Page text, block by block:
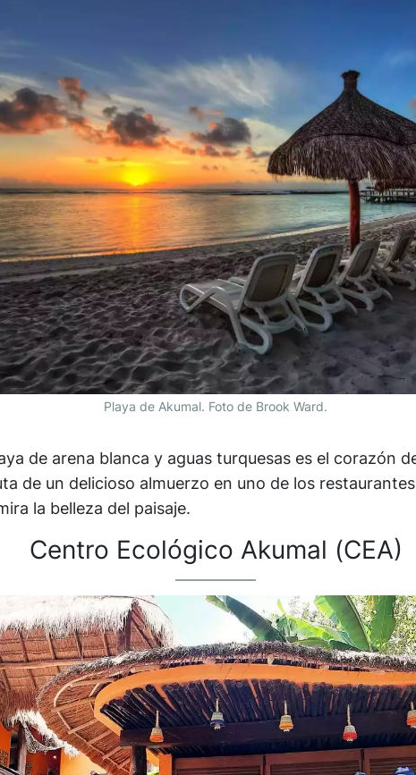
Playa de Akumal. Foto de Brook Ward.
de arena blanca y aguas turquesas es el corazón
de un delicioso almuerzo en uno de los
la belleza del paisaje.
Centro Ecológico Akumal (CEA)